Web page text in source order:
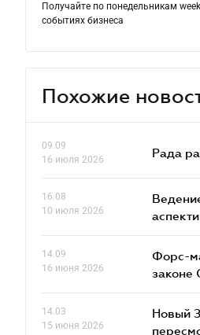
Получайте по понедельникам
событиях бизнеса
Похожие
09.09
16 июля 2026
Рада
16.08
10 июля 2026
14.09
16 июня 2026
Форс-
законе
14.03
15 июня 2026
Новый